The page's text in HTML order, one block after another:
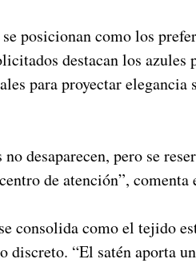
posicionan como los
destacan los azules
para proyectar elegancia
desaparecen, pero se
de atención”, comenta
consolida como el tejido
“El satén aporta